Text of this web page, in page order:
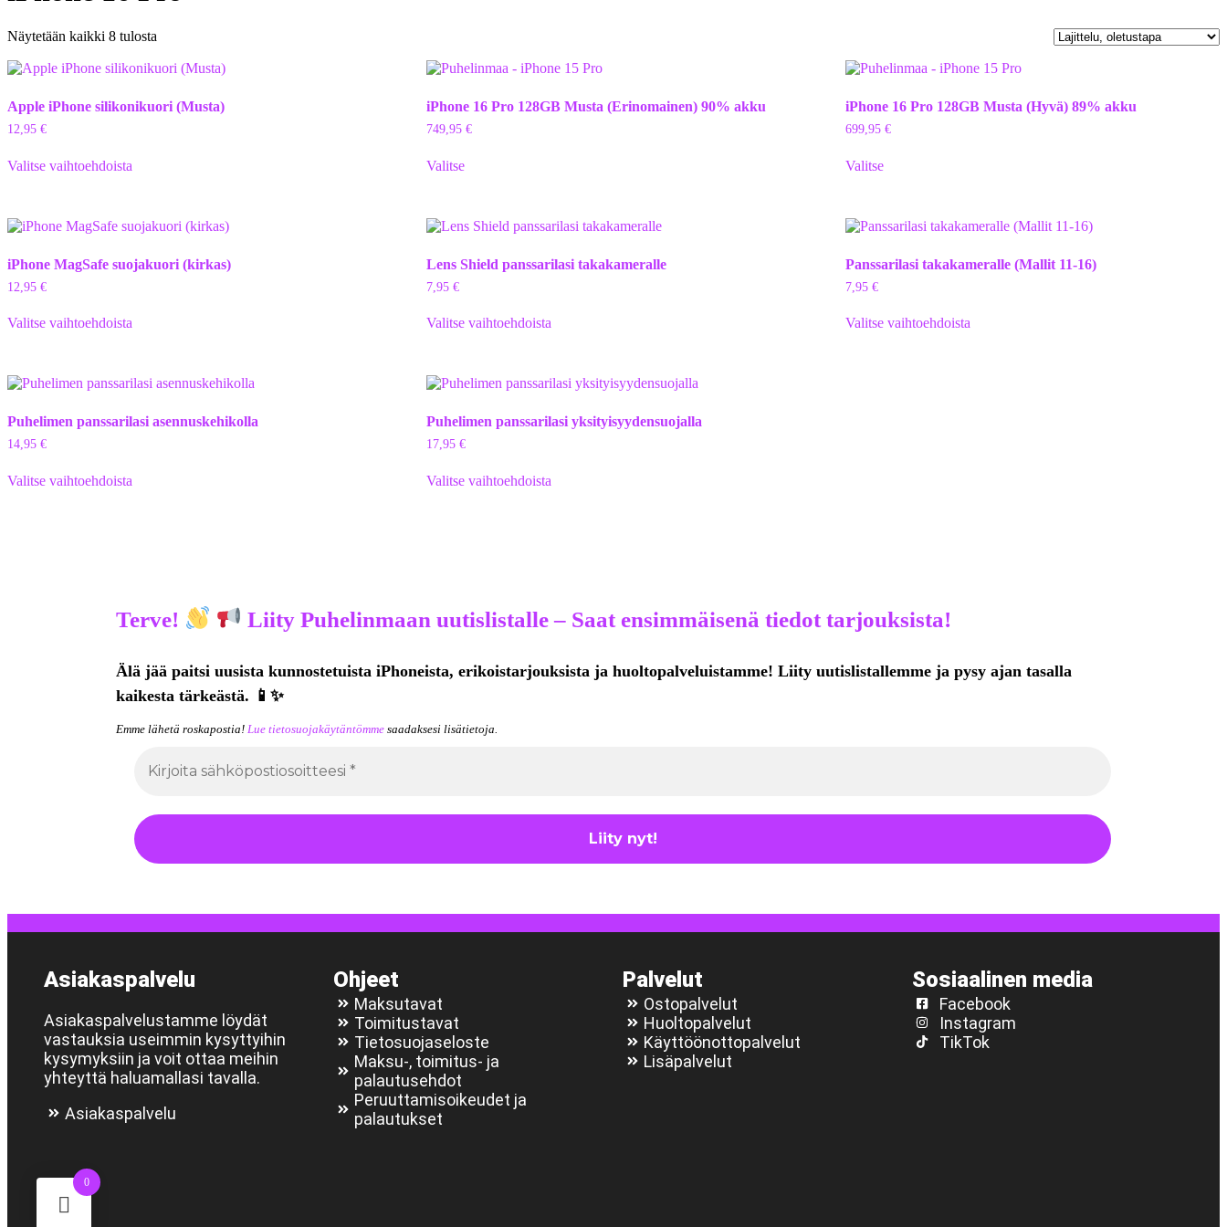
Näytetään kaikki 8 tulosta
Apple iPhone silikonikuori (Musta)
12,95 €
Valitse vaihtoehdoista
iPhone 16 Pro 128GB Musta (Erinomainen) 90% akku
749,95 €
Valitse
iPhone 16 Pro 128GB Musta (Hyvä) 89% akku
699,95 €
Valitse
iPhone MagSafe suojakuori (kirkas)
12,95 €
Valitse vaihtoehdoista
Lens Shield panssarilasi takakameralle
7,95 €
Valitse vaihtoehdoista
Panssarilasi takakameralle (Mallit 11-16)
7,95 €
Valitse vaihtoehdoista
Puhelimen panssarilasi asennuskehikolla
14,95 €
Valitse vaihtoehdoista
Puhelimen panssarilasi yksityisyydensuojalla
17,95 €
Valitse vaihtoehdoista
Terve! Liity Puhelinmaan uutislistalle – Saat ensimmäisenä tiedot tarjouksista!
Älä jää paitsi uusista kunnostetuista iPhoneista, erikoistarjouksista ja huoltopalveluistamme! Liity uutislistallemme ja pysy ajan tasalla
kaikesta tärkeästä. 📱✨
Emme lähetä roskapostia! Lue tietosuojakäytäntömme saadaksesi lisätietoja.
Asiakaspalvelu
Asiakaspalvelustamme löydät
vastauksia useimmin kysyttyihin
kysymyksiin ja voit ottaa meihin
yhteyttä haluamallasi tavalla.
Asiakaspalvelu
Ohjeet
Maksutavat
Toimitustavat
Tietosuojaseloste
Maksu-, toimitus- ja
palautusehdot
Peruuttamisoikeudet ja
palautukset
Palvelut
Ostopalvelut
Huoltopalvelut
Käyttöönottopalvelut
Lisäpalvelut
Sosiaalinen media
Facebook
Instagram
TikTok
0